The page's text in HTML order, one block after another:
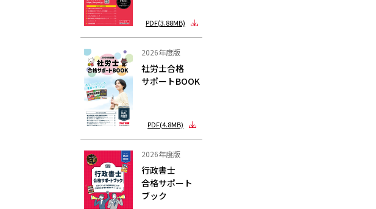
PDF(3.88MB)
2026年度版
社労士合格
サポートBOOK
PDF(4.8MB)
2026年度版
行政書士
合格サポート
ブック